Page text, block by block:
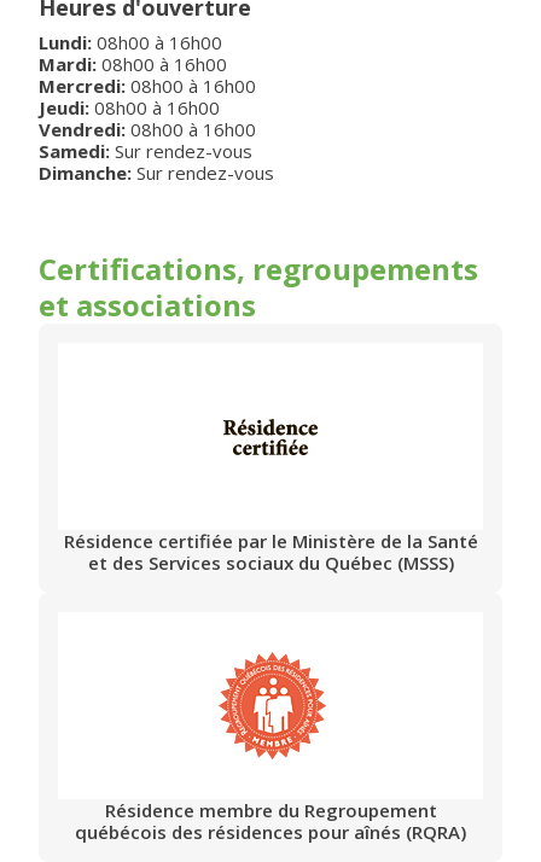
Heures d'ouverture
Lundi: 08h00 à 16h00
Mardi: 08h00 à 16h00
Mercredi: 08h00 à 16h00
Jeudi: 08h00 à 16h00
Vendredi: 08h00 à 16h00
Samedi: Sur rendez-vous
Dimanche: Sur rendez-vous
Certifications, regroupements
et associations
Résidence certifiée par le Ministère de la Santé
et des Services sociaux du Québec (MSSS)
Résidence membre du Regroupement
québécois des résidences pour aînés (RQRA)